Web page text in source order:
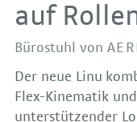
auf
Bürostuhl von
Der neue Linu
Flex-Kinematik
unterstützender